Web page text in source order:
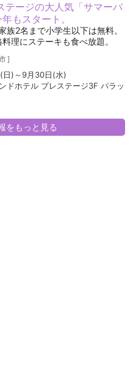
テージの大人気「サマーバ
もスタート。
族2名まで小学生以下は無料。
理にステーキも食べ放題。
]
日)～9月30日(水)
ドホテル プレステージ3F パラッ
をもっと見る